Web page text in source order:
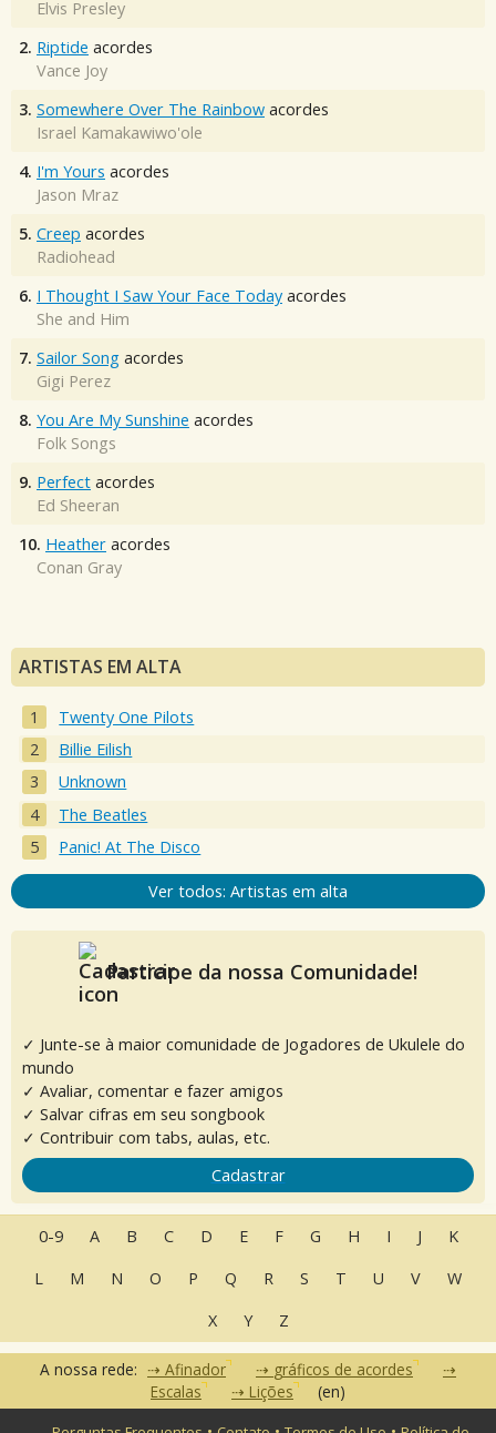
Elvis Presley
2. Riptide acordes
Vance Joy
3. Somewhere Over The Rainbow acordes
Israel Kamakawiwo'ole
4. I'm Yours acordes
Jason Mraz
5. Creep acordes
Radiohead
6. I Thought I Saw Your Face Today acordes
She and Him
7. Sailor Song acordes
Gigi Perez
8. You Are My Sunshine acordes
Folk Songs
9. Perfect acordes
Ed Sheeran
10. Heather acordes
Conan Gray
ARTISTAS EM ALTA
Twenty One Pilots
Billie Eilish
Unknown
The Beatles
Panic! At The Disco
Ver todos: Artistas em alta
Participe da nossa Comunidade!
✓ Junte-se à maior comunidade de Jogadores de Ukulele do
mundo
✓ Avaliar, comentar e fazer amigos
✓ Salvar cifras em seu songbook
✓ Contribuir com tabs, aulas, etc.
Cadastrar
0-9 A B C D E F G H I J
K
L
M N O P Q R S T U V
W
X
Y Z
A nossa rede: Afinador
gráficos de acordes
Escalas
Lições (en)